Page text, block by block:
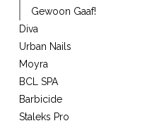
Gewoon Gaaf!
Diva
Urban Nails
Moyra
BCL SPA
Barbicide
Staleks Pro